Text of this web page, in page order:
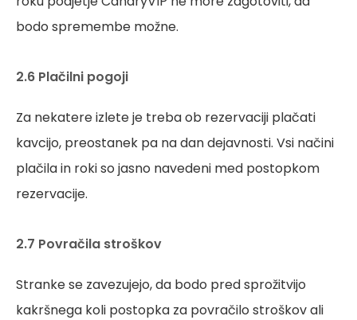
bodo spremembe možne.
2.6 Plačilni pogoji
Za nekatere izlete je treba ob rezervaciji plačati
kavcijo, preostanek pa na dan dejavnosti. Vsi načini
plačila in roki so jasno navedeni med postopkom
rezervacije.
2.7 Povračila stroškov
Stranke se zavezujejo, da bodo pred sprožitvijo
kakršnega koli postopka za povračilo stroškov ali